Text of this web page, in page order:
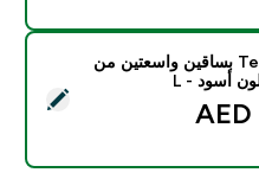
ليجنز Tempo Tall بساقين واسعتين من